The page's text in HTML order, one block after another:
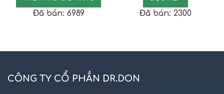
Đã bán: 6989 Đã bán: 2300
CÔNG TY CỔ PHẦN DR.DON